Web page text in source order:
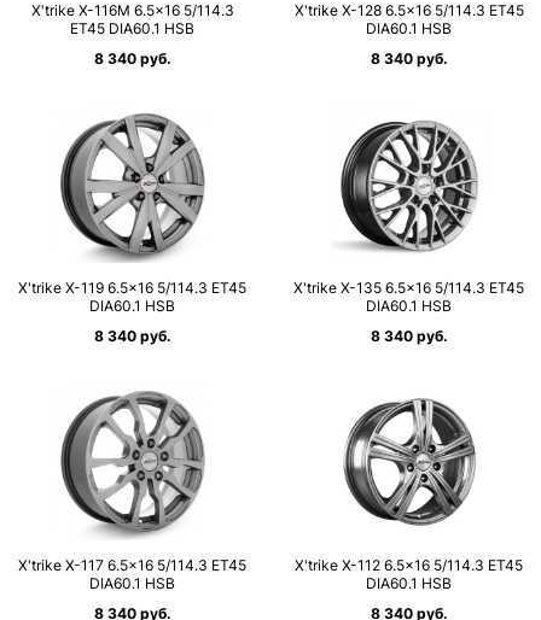
X'trike X-116М 6.5×16 5/114.3
ET45 DIA60.1 HSB
8 340 руб.
X'trike X-128 6.5×16 5/114.3 ET45
DIA60.1 HSB
8 340 руб.
X'trike X-119 6.5×16 5/114.3 ET45
DIA60.1 HSB
8 340 руб.
X'trike X-135 6.5×16 5/114.3 ET45
DIA60.1 HSB
8 340 руб.
X'trike X-117 6.5×16 5/114.3 ET45
DIA60.1 HSB
8 340 руб.
X'trike X-112 6.5×16 5/114.3 ET45
DIA60.1 HSB
8 340 руб.